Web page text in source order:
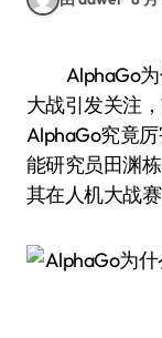
AlphaGo为什么这么厉害?最近AlphaGo的世纪
大战引发关注
AlphaGo究竟
能研究员田渊
其在人机大战